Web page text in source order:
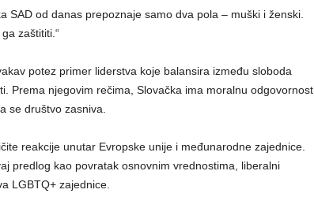
SAD od danas prepoznaje samo dva pola – muški i ženski.
zaštititi.“
potez primer liderstva koje balansira između sloboda
Prema njegovim rečima, Slovačka ima moralnu odgovornost
se društvo zasniva.
reakcije unutar Evropske unije i međunarodne zajednice.
predlog kao povratak osnovnim vrednostima, liberalni
LGBTQ+ zajednice.